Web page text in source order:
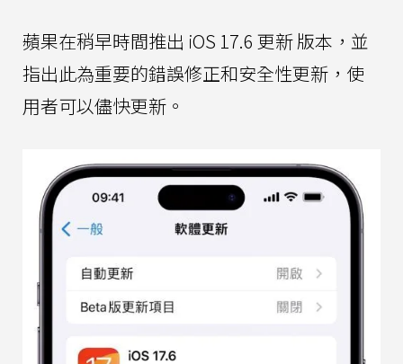
蘋果在稍早時間推出 iOS 17.6 更新 版本，並
指出此為重要的錯誤修正和安全性更新，使
用者可以儘快更新。